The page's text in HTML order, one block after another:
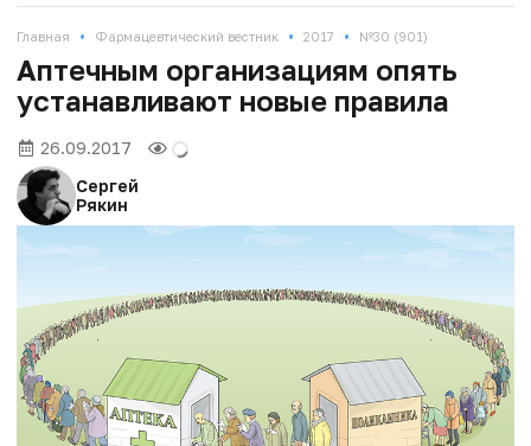
Главная • Фармацевтический вестник • 2017 • №30 (901)
Аптечным организациям опять
устанавливают новые правила
26.09.2017
Сергей
Рякин